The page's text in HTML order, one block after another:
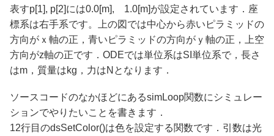
表すp[1], p[2]には0.0[m], 1.0[m]が設定されています．座
標系は右手系です。上の図では中心から赤いピラミッドの
方向がｘ軸の正，青いピラミッドの方向がｙ軸の正，上空
方向がz軸の正です．ODEでは単位系はSI単位系で，長さ
はm，質量はkg，力はNとなります．
ソースコードのなかほどにあるsimLoop関数にシミュレー
ションでやりたいことを書きます．
12行目のdsSetColor()は色を設定する関数です．引数は光